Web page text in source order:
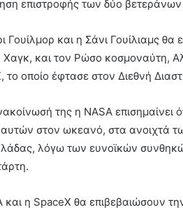
επιστροφής των δύο
Γουίλμορ και η Σάνι Γουίλιαμς
Χαγκ, και τον Ρώσο κοσμοναύτη,
το οποίο έφτασε στον Διεθνή
της η NASA
στον ωκεανό, στα ανοιχτά
λόγω των ευνοϊκών
και η SpaceX θα επιβεβαιώσουν